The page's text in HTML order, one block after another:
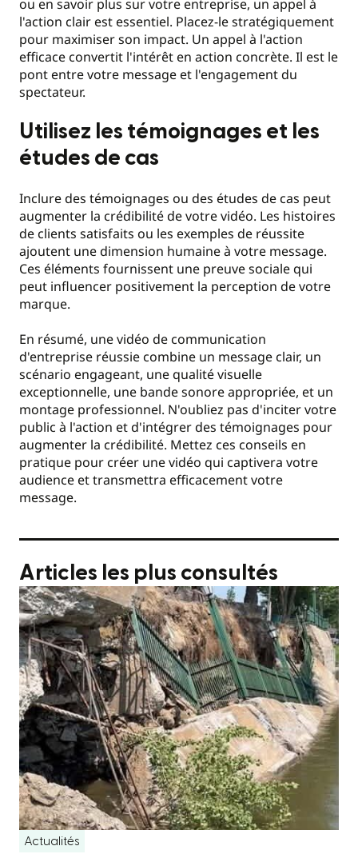
ou en savoir plus sur votre entreprise, un appel à
l'action clair est essentiel. Placez-le stratégiquement
pour maximiser son impact. Un appel à l'action
efficace convertit l'intérêt en action concrète. Il est le
pont entre votre message et l'engagement du
spectateur.
Utilisez les témoignages et les
études de cas
Inclure des témoignages ou des études de cas peut
augmenter la crédibilité de votre vidéo. Les histoires
de clients satisfaits ou les exemples de réussite
ajoutent une dimension humaine à votre message.
Ces éléments fournissent une preuve sociale qui
peut influencer positivement la perception de votre
marque.
En résumé, une vidéo de communication
d'entreprise réussie combine un message clair, un
scénario engageant, une qualité visuelle
exceptionnelle, une bande sonore appropriée, et un
montage professionnel. N'oubliez pas d'inciter votre
public à l'action et d'intégrer des témoignages pour
augmenter la crédibilité. Mettez ces conseils en
pratique pour créer une vidéo qui captivera votre
audience et transmettra efficacement votre
message.
Articles les plus consultés
Actualités